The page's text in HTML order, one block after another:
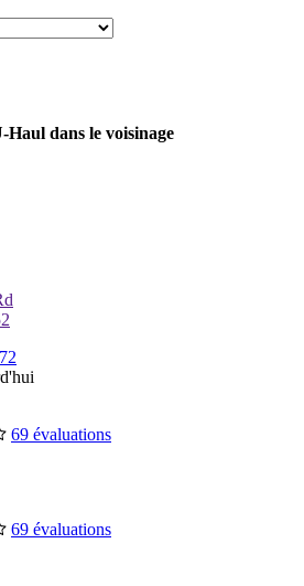
Haul dans le voisinage
69 évaluations
69 évaluations